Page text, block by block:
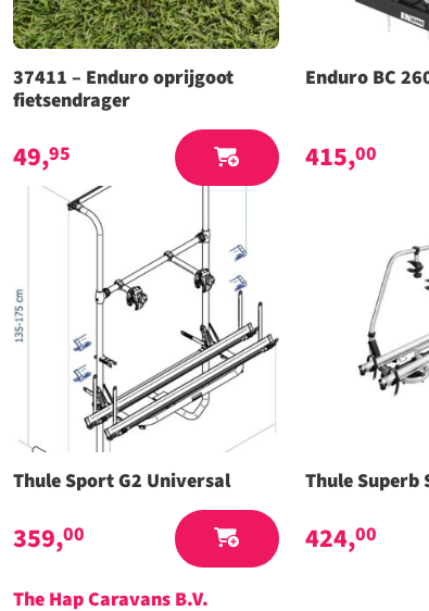
37411 – Enduro oprijgoot
fietsendrager
49,95
Enduro BC
415,00
Thule Sport G2 Universal
359,00
Thule Superb
424,00
The Hap Caravans B.V.